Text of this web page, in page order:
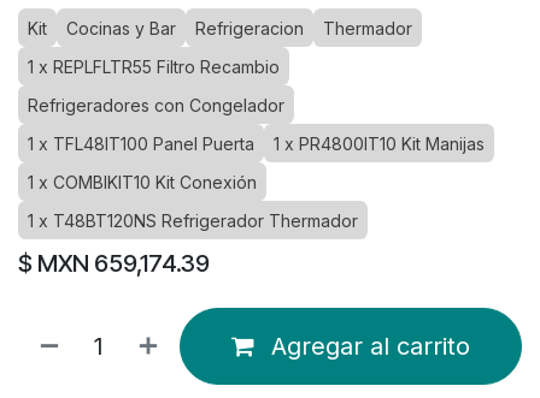
Kit Cocinas y Bar Refrigeracion
Thermador
1 x REPLFLTR55 Filtro Recambio
Refrigeradores con Congelador
1 x TFL48IT100 Panel Puerta
1 x PR4800IT10 Kit Manijas
1 x COMBIKIT10 Kit Conexión
1 x T48BT120NS Refrigerador Thermador
$ MXN 659,174.39
Agregar al carrito